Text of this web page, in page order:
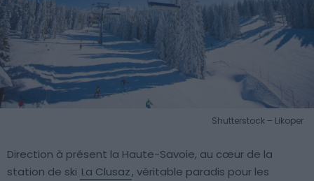
Shutterstock – Likoper
Direction à présent la Haute-Savoie, au cœur de la
station de ski La Clusaz, véritable paradis pour les